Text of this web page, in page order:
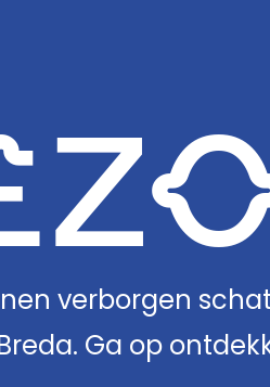
verborgen
Ga op